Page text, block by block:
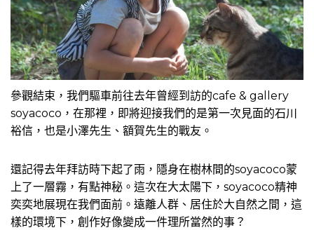
參觀結束，我們驅車前往去年曾經到訪的cafe & gallery
soyacoco，在那裡，即將迎接我們的是第一次見面的石川
裕信，也是小澤先生、額賀先生的戰友。
還記得去年拜訪時下起了雨，隱身在樹林間的soyacoco蒙
上了一層霧，有點神秘。這次在大太陽下，soyacoco精神
奕奕地展現在我們面前。遠離人群、居住於大自然之間，這
樣的環境下，創作好像變成一件理所當然的事？